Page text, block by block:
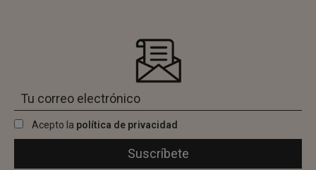
Acepto la política de privacidad